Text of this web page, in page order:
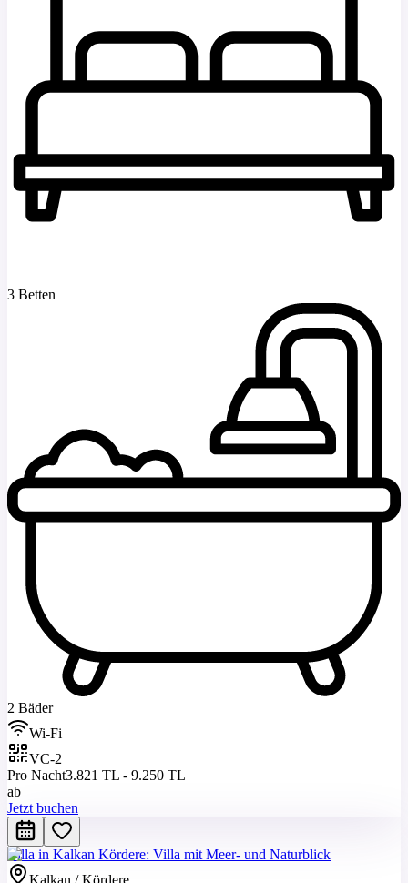
3 Betten
2 Bäder
Wi-Fi
VC-2
Pro Nacht3.821 TL - 9.250 TL
ab
Jetzt buchen
Villa in Kalkan Kördere: Villa mit Meer- und Naturblick
Kalkan / Kördere